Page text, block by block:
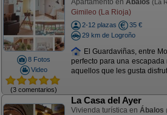
8 Fotos
Video
(3 comentarios)
Apartamento en Ábalos (La
Gimileo (La Rioja)
2-12 plazas
35 €
29 km de Logroño
El Guardaviñas, entre
perfecto para una
aquellos que les gusta
La Casa del Ayer
Vivienda turística en Ábalos